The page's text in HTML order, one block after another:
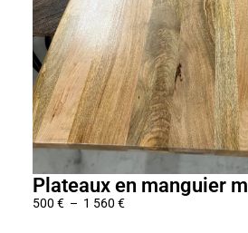
Plateaux en manguier
500 € – 1 560 €